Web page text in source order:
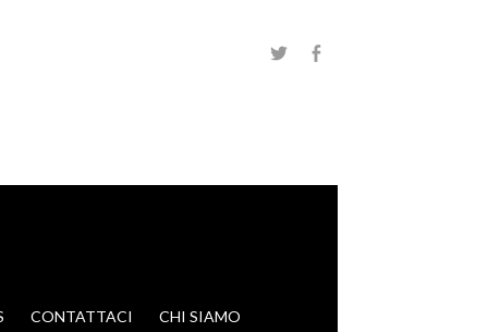
CONTATTACI CHI SIAMO